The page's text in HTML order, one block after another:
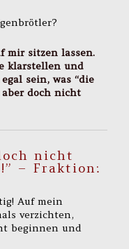
mir sitzen lassen.
klarstellen und
sein, was “die
aber doch nicht
nicht
– Fraktion:
Auf mein
verzichten,
beginnen und